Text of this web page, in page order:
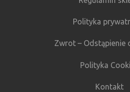
Polityka
Zwrot – Odstąpienie
Polityka
Kontakt